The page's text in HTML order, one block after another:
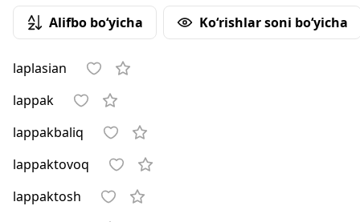
Alifbo bo‘yicha Ko‘rishlar soni bo‘yicha
laplasian
lappak
lappakbaliq
lappaktovoq
lappaktosh